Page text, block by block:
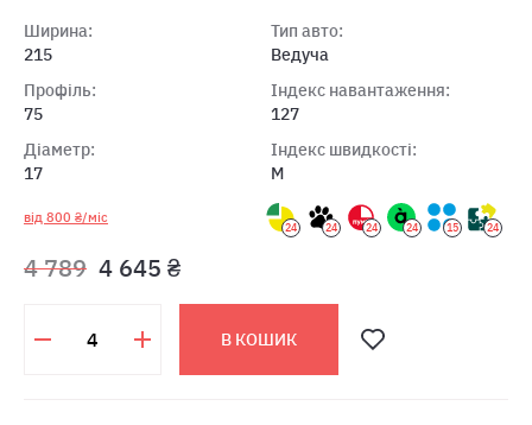
Ширина:
215
Профіль:
75
Діаметр:
17
Тип авто:
Ведуча
Індекс навантаження:
127
Індекс швидкості:
M
від 800 ₴/міс
24 24 24 24 15 24
4 789 4 645 ₴
В КОШИК